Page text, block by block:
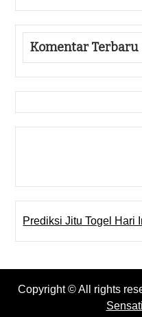
Komentar Terbaru
Prediksi Jitu Togel Hari
Copyright © All rights